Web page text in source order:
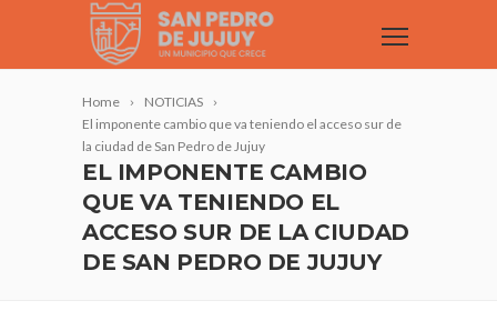
Home
NOTICIAS
El imponente cambio que va teniendo el acceso sur de
la ciudad de San Pedro de Jujuy
EL IMPONENTE CAMBIO
QUE VA TENIENDO EL
ACCESO SUR DE LA CIUDAD
DE SAN PEDRO DE JUJUY